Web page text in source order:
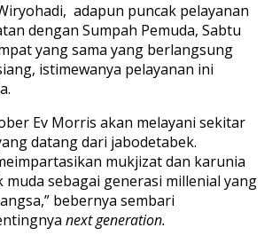
adapun puncak pelayanan
dengan Sumpah Pemuda, Sabtu
yang sama yang berlangsung
istimewanya pelayanan ini
Ev Morris akan melayani sekitar
datang dari jabodetabek.
mukjizat dan karunia
muda sebagai generasi millenial yang
bebernya sembari
next generation.